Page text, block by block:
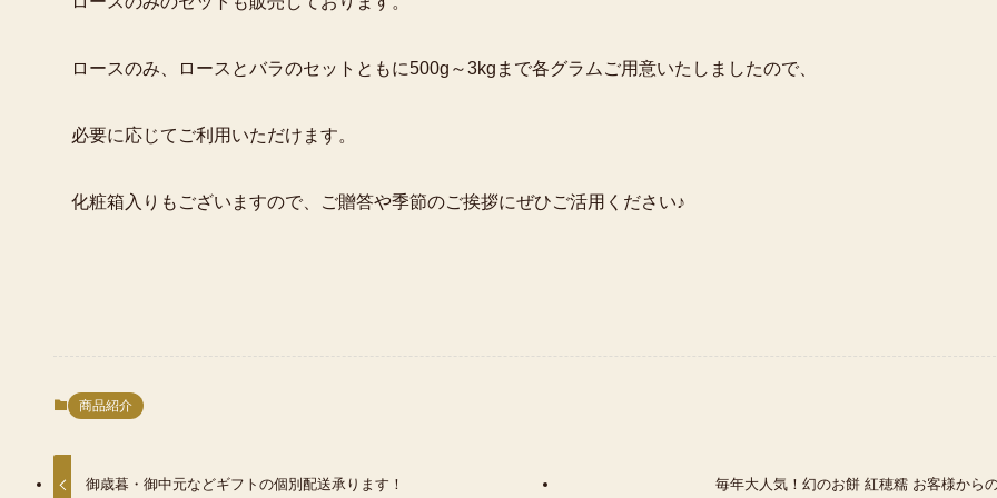
ロースのみ、ロースとバラのセットともに500g～3kgまで各グラムご用意いたしましたので、
必要に応じてご利用いただけます。
化粧箱入りもございますので、ご贈答や季節のご挨拶にぜひご活用ください♪
商品紹介
御歳暮・御中元などギフトの個別配送承ります！ 毎年大人気！幻のお餅 紅穂糯 お客様から